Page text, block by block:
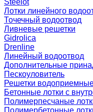
Steelot
Лотки линейного
Точечный водоотвод
Ливневые решетки
Gidrolica
Drenline
Линейный водоотвод
Дополнительные
Пескоуловитель
Решетки
Бетонные лотки с
Полимерпесчаные
Полимербетонные